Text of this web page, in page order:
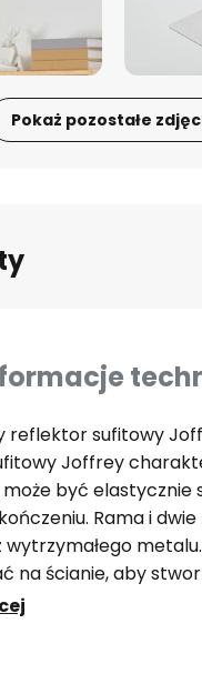
Pokaż pozostałe
reflektor sufitowy
Joffrey
być elastycznie
Rama i
wytrzymałego
na ścianie, aby
na przykład w salonie.